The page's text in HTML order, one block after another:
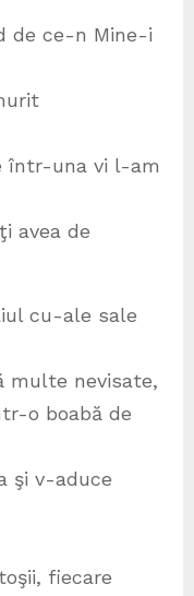
de ce-n Mine-i
într-una vi l-am
avea de
cu-ale sale
multe nevisate,
o boabă de
şi v-aduce
fiecare